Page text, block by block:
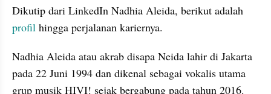
profil hingga perjalanan kariernya.
Nadhia Aleida atau akrab disapa Neida lahir di Jakarta
pada 22 Juni 1994 dan dikenal sebagai vokalis utama
grup musik HIVI! sejak bergabung pada tahun 2016.